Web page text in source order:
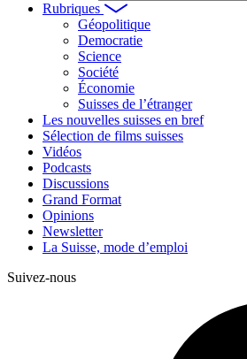
Rubriques
Géopolitique
Democratie
Science
Société
Économie
Suisses de l’étranger
Les nouvelles suisses en bref
Sélection de films suisses
Vidéos
Podcasts
Discussions
Grand Format
Opinions
Newsletter
La Suisse, mode d’emploi
Suivez-nous